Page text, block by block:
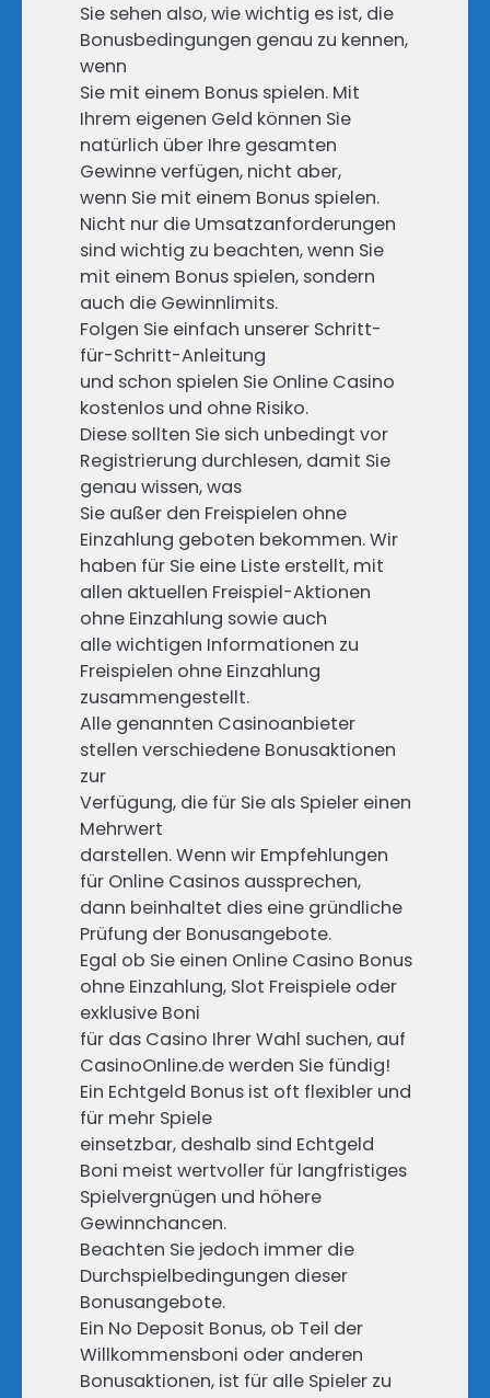
Sie sehen also, wie wichtig es ist, die
Bonusbedingungen genau zu kennen,
wenn
Sie mit einem Bonus spielen. Mit
Ihrem eigenen Geld können Sie
natürlich über Ihre gesamten
Gewinne verfügen, nicht aber,
wenn Sie mit einem Bonus spielen.
Nicht nur die Umsatzanforderungen
sind wichtig zu beachten, wenn Sie
mit einem Bonus spielen, sondern
auch die Gewinnlimits.
Folgen Sie einfach unserer Schritt-
für-Schritt-Anleitung
und schon spielen Sie Online Casino
kostenlos und ohne Risiko.
Diese sollten Sie sich unbedingt vor
Registrierung durchlesen, damit Sie
genau wissen, was
Sie außer den Freispielen ohne
Einzahlung geboten bekommen. Wir
haben für Sie eine Liste erstellt, mit
allen aktuellen Freispiel-Aktionen
ohne Einzahlung sowie auch
alle wichtigen Informationen zu
Freispielen ohne Einzahlung
zusammengestellt.
Alle genannten Casinoanbieter
stellen verschiedene Bonusaktionen
zur
Verfügung, die für Sie als Spieler einen
Mehrwert
darstellen. Wenn wir Empfehlungen
für Online Casinos aussprechen,
dann beinhaltet dies eine gründliche
Prüfung der Bonusangebote.
Egal ob Sie einen Online Casino Bonus
ohne Einzahlung, Slot Freispiele oder
exklusive Boni
für das Casino Ihrer Wahl suchen, auf
CasinoOnline.de werden Sie fündig!
Ein Echtgeld Bonus ist oft flexibler und
für mehr Spiele
einsetzbar, deshalb sind Echtgeld
Boni meist wertvoller für langfristiges
Spielvergnügen und höhere
Gewinnchancen.
Beachten Sie jedoch immer die
Durchspielbedingungen dieser
Bonusangebote.
Ein No Deposit Bonus, ob Teil der
Willkommensboni oder anderen
Bonusaktionen, ist für alle Spieler zu